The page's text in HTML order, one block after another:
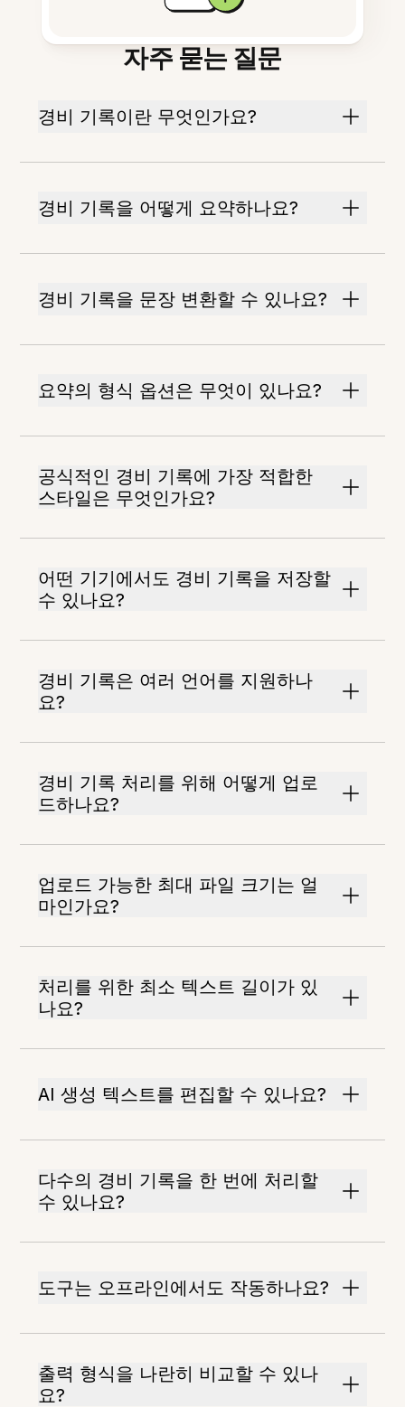
자주 묻는 질문
경비 기록이란 무엇인가요?
경비 기록을 어떻게 요약하나요?
경비 기록을 문장 변환할 수 있나요?
요약의 형식 옵션은 무엇이 있나요?
공식적인 경비 기록에 가장 적합한
스타일은 무엇인가요?
어떤 기기에서도 경비 기록을 저장할
수 있나요?
경비 기록은 여러 언어를 지원하나
요?
경비 기록 처리를 위해 어떻게 업로
드하나요?
업로드 가능한 최대 파일 크기는 얼
마인가요?
처리를 위한 최소 텍스트 길이가 있
나요?
AI 생성 텍스트를 편집할 수 있나요?
다수의 경비 기록을 한 번에 처리할
수 있나요?
도구는 오프라인에서도 작동하나요?
출력 형식을 나란히 비교할 수 있나
요?